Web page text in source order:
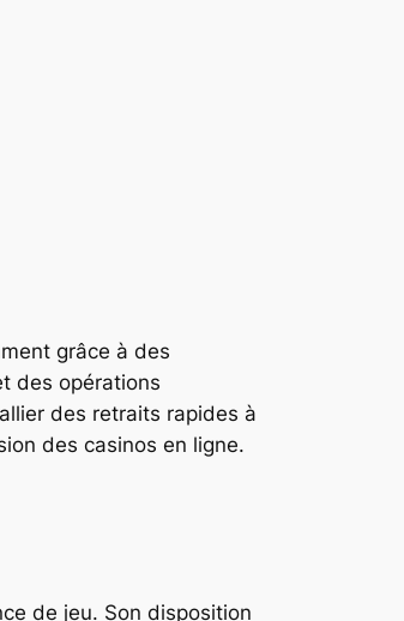
grâce à des
des opérations
des retraits rapides à
des casinos en ligne.
de jeu. Son disposition